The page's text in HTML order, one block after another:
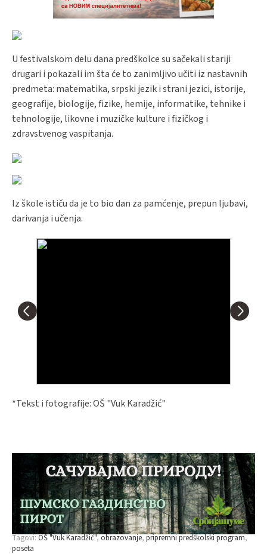
U festivalskom delu dana predškolce su sačekali stariji
drugari i pokazali im šta će to zanimljivo učiti iz nastavnih
predmeta: matematika, srpski jezik i strani jezici, istorije,
geografije, biologije, fizike, hemije, informatike, tehnike i
tehnologije, likovne i muzičke kulture i fizičkog i
zdravstvenog vaspitanja.
Iz škole ističu da je to bio dan za pamćenje, prepun ljubavi,
darivanja i učenja.
*Tekst i fotografije: OŠ "Vuk Karadžić"
Tagovi:OŠ "Vuk Karadžić" obrazovanje pripremni predškolski program
poseta